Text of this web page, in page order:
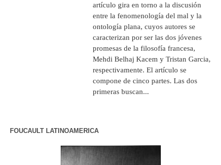
artículo gira en torno a la discusión
entre la fenomenología del mal y la
ontología plana, cuyos autores se
caracterizan por ser las dos jóvenes
promesas de la filosofía francesa,
Mehdi Belhaj Kacem y Tristan Garcia,
respectivamente. El artículo se
compone de cinco partes. Las dos
primeras buscan...
FOUCAULT LATINOAMERICA